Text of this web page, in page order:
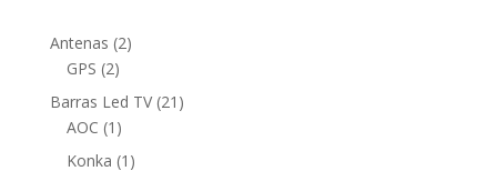
Antenas 22
GPS 22
productos
Barras Led TV 21 21
AOC 1 1
producto
Konka 1 1